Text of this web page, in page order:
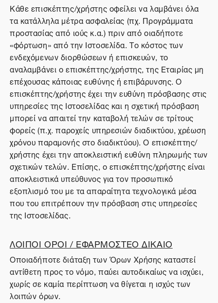
Κάθε επισκέπτης/χρήστης οφείλει να λαμβάνει όλα
τα κατάλληλα μέτρα ασφαλείας (πχ. Προγράμματα
προστασίας από ιούς κ.α.) πριν από οιαδήποτε
«φόρτωση» από την Ιστοσελίδα. Το κόστος των
ενδεχόμενων διορθώσεων ή επισκευών, το
αναλαμβάνει ο επισκέπτης/χρήστης, της Εταιρίας μη
επέχουσας κάποιας ευθύνης ή επιβάρυνσης. Ο
επισκέπτης/χρήστης έχει την ευθύνη πρόσβασης στις
υπηρεσίες της Ιστοσελίδας και η σχετική πρόσβαση
μπορεί να απαιτεί την καταβολή τελών σε τρίτους
φορείς (π.χ. παροχείς υπηρεσιών διαδικτύου, χρέωση
χρόνου παραμονής στο διαδικτύου). Ο επισκέπτης/
χρήστης έχει την αποκλειστική ευθύνη πληρωμής των
σχετικών τελών. Επίσης, ο επισκέπτης/χρήστης είναι
αποκλειστικά υπεύθυνος για τον προσωπικό
εξοπλισμό του με τα απαραίτητα τεχνολογικά μέσα
που του επιτρέπουν την πρόσβαση στις υπηρεσίες
της Ιστοσελίδας.
ΛΟΙΠΟΙ ΟΡΟΙ / ΕΦΑΡΜΟΣΤΕΟ ΔΙΚΑΙΟ
Οποιαδήποτε διάταξη των Όρων Χρήσης καταστεί
αντίθετη προς το νόμο, παύει αυτοδικαίως να ισχύει,
χωρίς σε καμία περίπτωση να θίγεται η ισχύς των
λοιπών όρων.